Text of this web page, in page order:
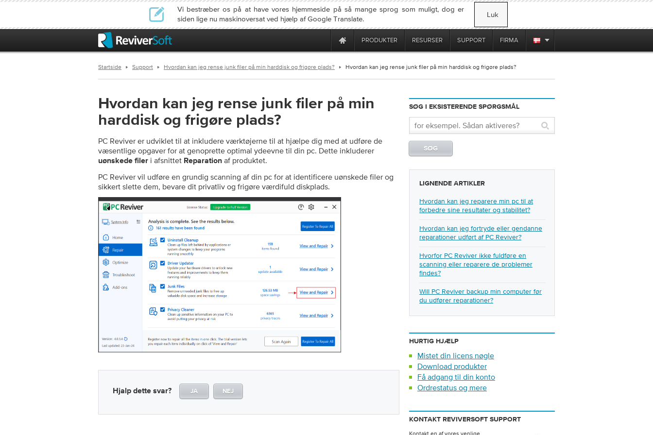
Vi bestræber os på at have vores hjemmeside på så mange sprog som muligt, dog er
siden lige nu maskinoversat ved hjælp af Google Translate.
Luk
PRODUKTER RESURSER SUPPORT FIRMA
Startside Support Hvordan kan jeg rense junk filer på min harddisk og frigøre plads? Hvordan kan jeg rense junk filer på min harddisk og frigøre plads?
Hvordan kan jeg rense junk filer på min
harddisk og frigøre plads?
PC Reviver er udviklet til at inkludere værktøjerne til at hjælpe dig med at udføre de
væsentlige opgaver for at genoprette optimal ydeevne til din pc. Dette inkluderer
uønskede filer i afsnittet Reparation af produktet.
PC Reviver vil udføre en grundig scanning af din pc for at identificere uønskede filer og
sikkert slette dem, bevare dit privatliv og frigøre værdifuld diskplads.
Hjalp dette svar? JA NEJ
SØG I EKSISTERENDE SPØRGSMÅL
LIGNENDE ARTIKLER
Hvordan kan jeg reparere min pc til at
forbedre sine resultater og stabilitet?
Hvordan kan jeg fortryde eller gendanne
reparationer udført af PC Reviver?
Hvorfor PC Reviver ikke fuldføre en
scanning eller reparere de problemer
findes?
Will PC Reviver backup min computer før
du udfører reparationer?
HURTIG HJÆLP
Mistet din licens nøgle
Download produkter
Få adgang til din konto
Ordrestatus og mere
KONTAKT REVIVERSOFT SUPPORT
Kontakt en af ​​vores venlige